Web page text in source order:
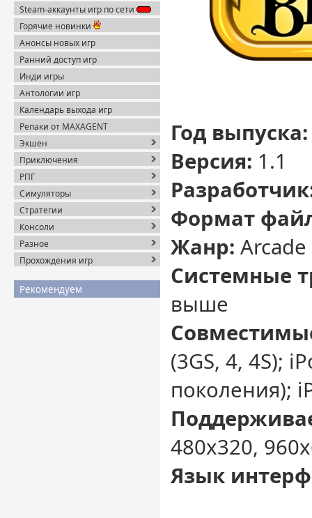
Steam-аккаунты игр по сети
Горячие новинки
Анонсы новых игр
Ранний доступ игр
Инди игры
Антологии игр
Календарь выхода игр
Репаки от MAXAGENT
Экшен
Приключения
РПГ
Симуляторы
Стратегии
Консоли
Разное
Прохождения игр
Рекомендуем
Год выпуска:
Версия: 1.1
Формат
Жанр: Arcade
Системные
выше
(3GS, 4, 4S);
поколения);
480x320,
Язык